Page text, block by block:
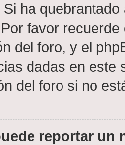
ha
favor
del foro, y el
dadas en este
del foro si no
reportar un